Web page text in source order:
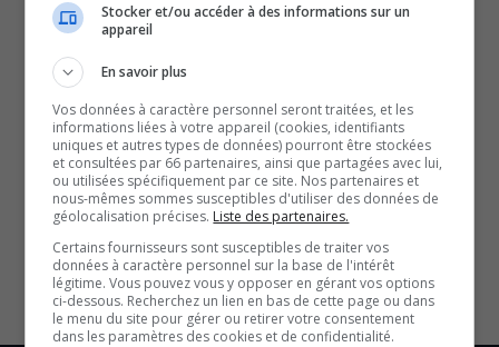
Le personnel de la santé tire la sonnette d’alarme.
QUESTION DU JOUR
Commentaires
SOUTENIR NOS MÉDIAS, C’EST PROTÉGER NOTRE
CULTURE ET NOTRE ÉCONOMIE
Stocker et/ou accéder à des informations sur un
appareil
En savoir plus
Vos données à caractère personnel seront traitées, et les
informations liées à votre appareil (cookies, identifiants
uniques et autres types de données) pourront être stockées
et consultées par 66 partenaires, ainsi que partagées avec lui,
ou utilisées spécifiquement par ce site. Nos partenaires et
nous-mêmes sommes susceptibles d'utiliser des données de
géolocalisation précises. Liste des partenaires.
Certains fournisseurs sont susceptibles de traiter vos
données à caractère personnel sur la base de l'intérêt
légitime. Vous pouvez vous y opposer en gérant vos options
ci-dessous. Recherchez un lien en bas de cette page ou dans
le menu du site pour gérer ou retirer votre consentement
dans les paramètres des cookies et de confidentialité.